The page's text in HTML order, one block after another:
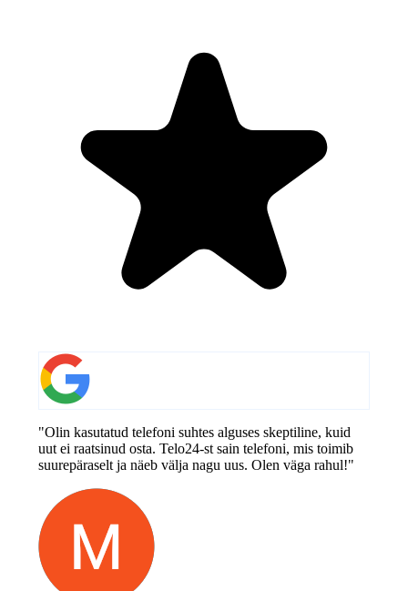
"Olin kasutatud telefoni suhtes alguses skeptiline, kuid
uut ei raatsinud osta. Telo24-st sain telefoni, mis toimib
suurepäraselt ja näeb välja nagu uus. Olen väga rahul!"